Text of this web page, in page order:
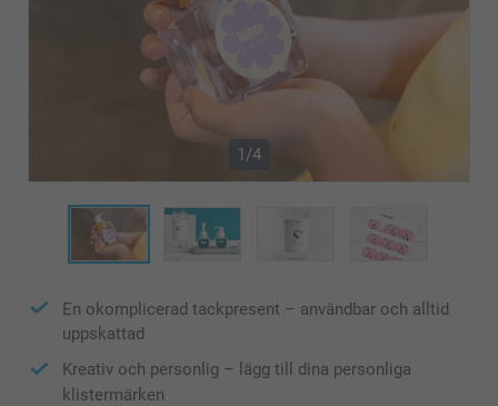
1/4
En okomplicerad tackpresent – användbar och alltid
uppskattad
Kreativ och personlig – lägg till dina personliga
klistermärken